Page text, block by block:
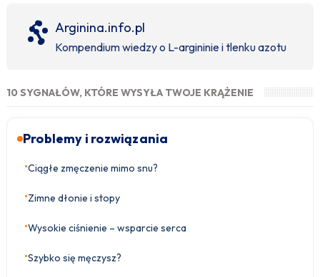
Arginina.info.pl
Kompendium wiedzy o L-argininie i tlenku azotu
10 SYGNAŁÓW, KTÓRE WYSYŁA TWOJE KRĄŻENIE
Problemy i rozwiązania
•Ciągłe zmęczenie mimo snu?
•Zimne dłonie i stopy
•Wysokie ciśnienie – wsparcie serca
•Szybko się męczysz?